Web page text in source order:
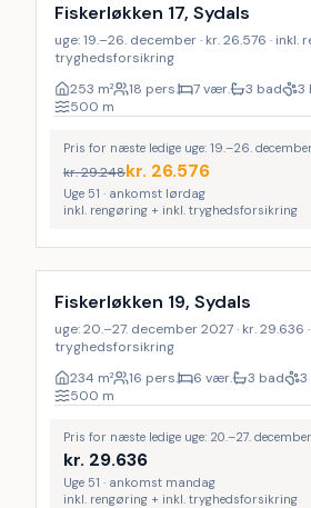
Fiskerløkken 17, Sydals
uge: 19.–26. december · kr. 26.576 · inkl.
tryghedsforsikring
253 m² 18 pers. 7 vær. 3 bad
3
500 m
Pris for næste ledige uge: 19.–26.
kr.29.248kr. 26.576
Uge 51 · ankomst lørdag
inkl. rengøring + inkl. tryghedsforsikring
Inkl. rengøring
Fiskerløkken 19, Sydals
uge: 20.–27. december 2027 · kr. 29.636
tryghedsforsikring
234 m² 16 pers. 6 vær. 3 bad
3
500 m
Pris for næste ledige uge: 20.–27.
kr. 29.636
Uge 51 · ankomst mandag
inkl. rengøring + inkl. tryghedsforsikring